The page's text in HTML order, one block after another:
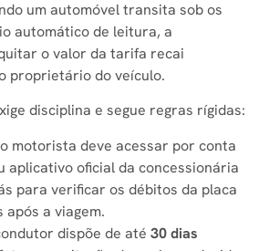
um automóvel transita sob os
automático de leitura, a
o valor da tarifa recai
proprietário do veículo.
disciplina e segue regras rígidas:
o motorista deve acessar por conta
aplicativo oficial da concessionária
para verificar os débitos da placa
a viagem.
dispõe de até 30 dias